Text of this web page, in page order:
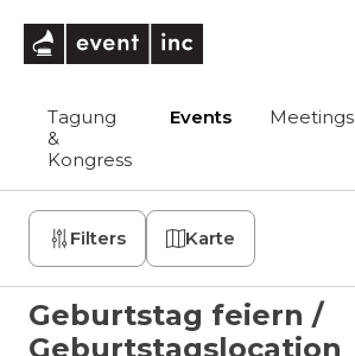
Tagung
&
Kongress
Events Meetings
Filters Karte
Geburtstag feiern /
Geburtstagslocation